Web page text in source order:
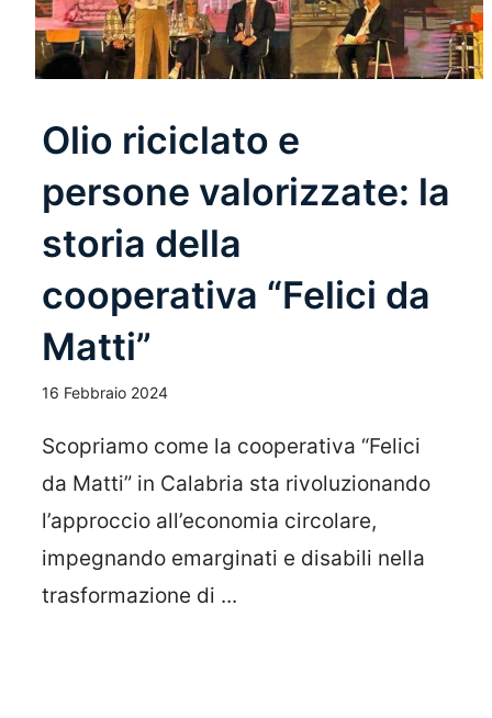
Olio riciclato e
persone valorizzate: la
storia della
cooperativa “Felici da
Matti”
16 Febbraio 2024
Scopriamo come la cooperativa “Felici
da Matti” in Calabria sta rivoluzionando
l’approccio all’economia circolare,
impegnando emarginati e disabili nella
trasformazione di ...